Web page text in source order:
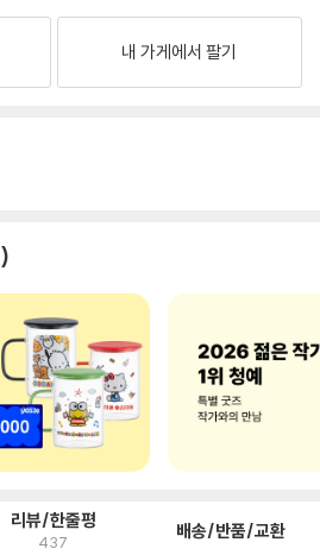
내 가게에서 팔기
리뷰/한줄평
437 배송/반품/교환